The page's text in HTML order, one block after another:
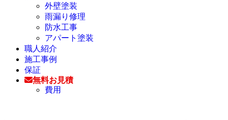
外壁塗装
雨漏り修理
防水工事
アパート塗装
職人紹介
施工事例
保証
無料お見積
費用